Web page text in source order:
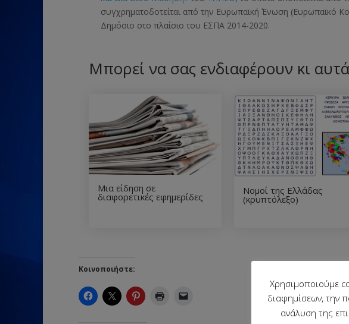
συγχρηματοδοτείται από την Ευρωπαϊκή Ένωση (Ευρωπαϊκό
Δημόσιο στο πλαίσιο του ΕΣΠΑ 2014-2020.
Μπορεί να σας ενδιαφέρουν κι
Μια είδηση σε
διαφορετικές εφημερίδες
Νομοί της Ελλάδας
(κρυπτόλεξο)
Κοινοποιήστε:
Χρησιμοποιούμε
διαφημίσεων, την
ανάλυση της